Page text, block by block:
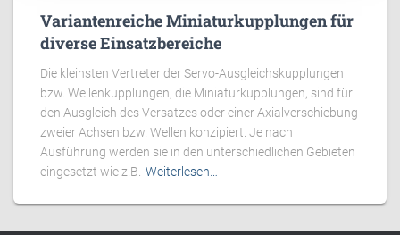
Variantenreiche Miniaturkupplungen für
diverse Einsatzbereiche
Die kleinsten Vertreter der Servo-Ausgleichskupplungen
bzw. Wellenkupplungen, die Miniaturkupplungen, sind für
den Ausgleich des Versatzes oder einer Axialverschiebung
zweier Achsen bzw. Wellen konzipiert. Je nach
Ausführung werden sie in den unterschiedlichen Gebieten
eingesetzt wie z.B. Weiterlesen…